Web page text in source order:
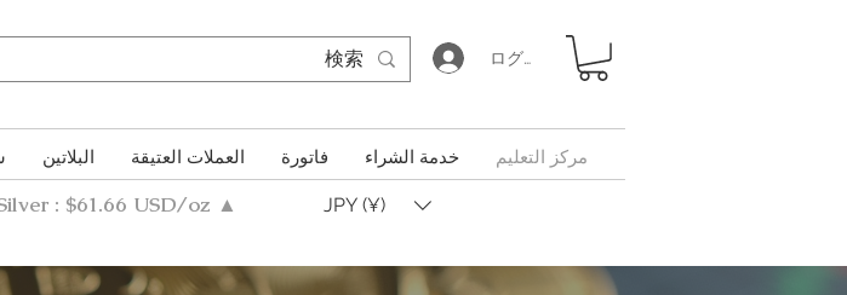
ログイン
البلاتين العملات العتيقة فاتورة خدمة الشراء مركز التعليم
: $61.66 USD/oz ▲ JPY (¥)